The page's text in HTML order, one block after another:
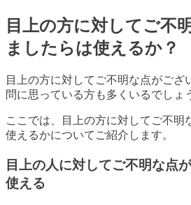
目上の方に対してご不
ましたらは使えるか？
目上の方に対してご不明な点がござ
問に思っている方も多くいるでしょ
ここでは、目上の方に対してご不明
使えるかについてご紹介します。
目上の人に対してご不明な点
使える